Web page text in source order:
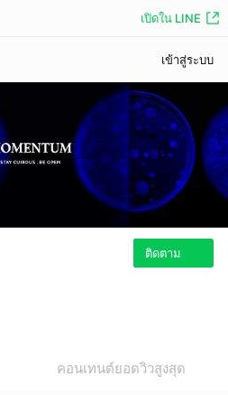
เปิดใน LINE
เข้าสู่ระบบ
ติดตาม
คอนเทนต์ยอดวิวสูงสุด